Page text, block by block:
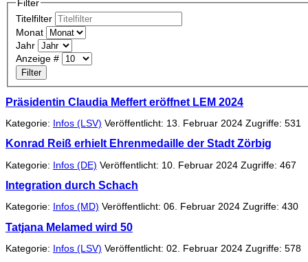
Filter
Titelfilter
Monat
Jahr
Anzeige #
Filter
Präsidentin Claudia Meffert eröffnet LEM 2024
Kategorie: Infos (LSV) Veröffentlicht: 13. Februar 2024 Zugriffe: 531
Konrad Reiß erhielt Ehrenmedaille der Stadt Zörbig
Kategorie: Infos (DE) Veröffentlicht: 10. Februar 2024 Zugriffe: 467
Integration durch Schach
Kategorie: Infos (MD) Veröffentlicht: 06. Februar 2024 Zugriffe: 430
Tatjana Melamed wird 50
Kategorie: Infos (LSV) Veröffentlicht: 02. Februar 2024 Zugriffe: 578